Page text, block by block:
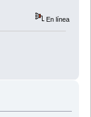
En línea